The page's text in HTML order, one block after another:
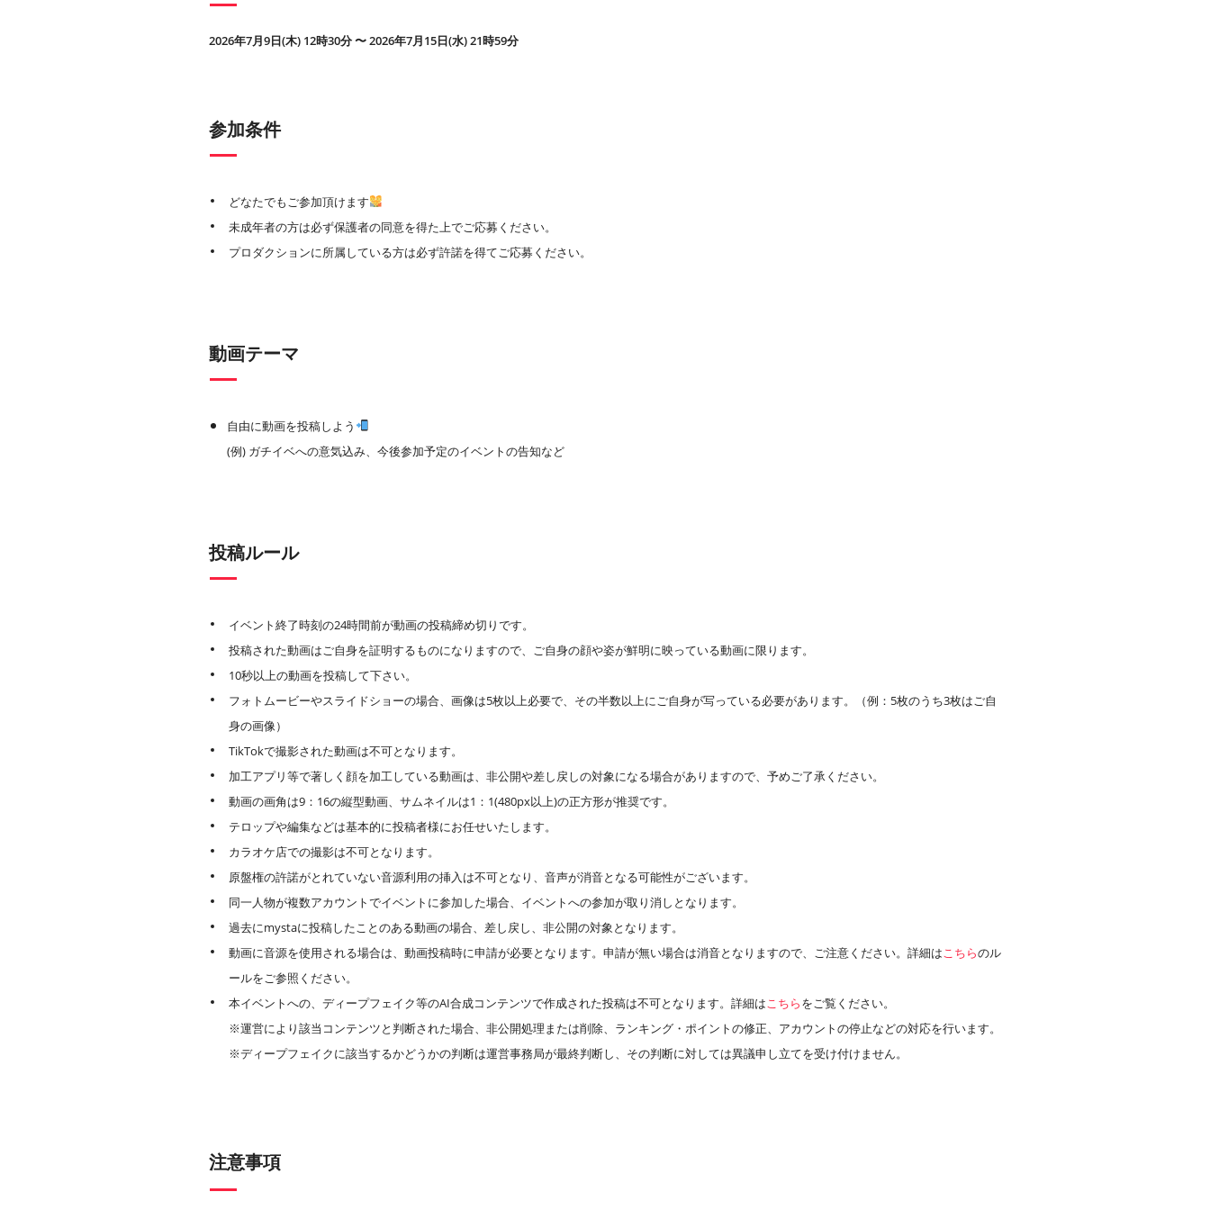
2026年7月9日(木) 12時30分 〜 2026年7月15日(水) 21時59分
参加条件
どなたでもご参加頂けます
未成年者の方は必ず保護者の同意を得た上でご応募ください。
プロダクションに所属している方は必ず許諾を得てご応募ください。
動画テーマ
自由に動画を投稿しよう
(例) ガチイベへの意気込み、今後参加予定のイベントの告知など
投稿ルール
イベント終了時刻の24時間前が動画の投稿締め切りです。
投稿された動画はご自身を証明するものになりますので、ご自身の顔や姿が鮮明に映っている動画に限ります。
10秒以上の動画を投稿して下さい。
フォトムービーやスライドショーの場合、画像は5枚以上必要で、その半数以上にご自身が写っている必要があります。（例：5枚のうち3枚はご自
身の画像）
TikTokで撮影された動画は不可となります。
加工アプリ等で著しく顔を加工している動画は、非公開や差し戻しの対象になる場合がありますので、予めご了承ください。
動画の画角は9：16の縦型動画、サムネイルは1：1(480px以上)の正方形が推奨です。
テロップや編集などは基本的に投稿者様にお任せいたします。
カラオケ店での撮影は不可となります。
原盤権の許諾がとれていない音源利用の挿入は不可となり、音声が消音となる可能性がございます。
同一人物が複数アカウントでイベントに参加した場合、イベントへの参加が取り消しとなります。
過去にmystaに投稿したことのある動画の場合、差し戻し、非公開の対象となります。
動画に音源を使用される場合は、動画投稿時に申請が必要となります。申請が無い場合は消音となりますので、ご注意ください。詳細はこちらのル
ールをご参照ください。
本イベントへの、ディープフェイク等のAI合成コンテンツで作成された投稿は不可となります。詳細はこちらをご覧ください。
※運営により該当コンテンツと判断された場合、非公開処理または削除、ランキング・ポイントの修正、アカウントの停止などの対応を行います。
※ディープフェイクに該当するかどうかの判断は運営事務局が最終判断し、その判断に対しては異議申し立てを受け付けません。
注意事項